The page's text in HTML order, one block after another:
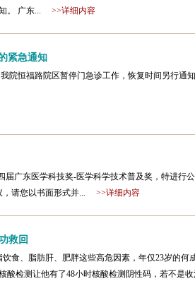
。 广东... >>详细内容
紧急通知
院恒福路院区暂停门急诊工作，恢复时间另行通
广东医学科技奖-医学科学技术普及奖，特进行
，请您以书面形式并... >>详细内容
救回
食、脂肪肝、肥胖这些高危因素，年仅23岁的何
酸检测让他有了48小时核酸检测阴性码，若不是